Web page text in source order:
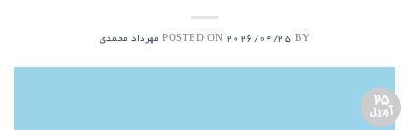
POSTED ON 2026/04/25 BY مهرداد محمدی
25
آوریل